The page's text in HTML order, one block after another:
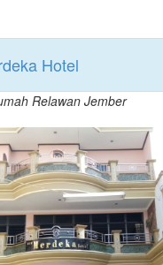
Hotel
Relawan Jember